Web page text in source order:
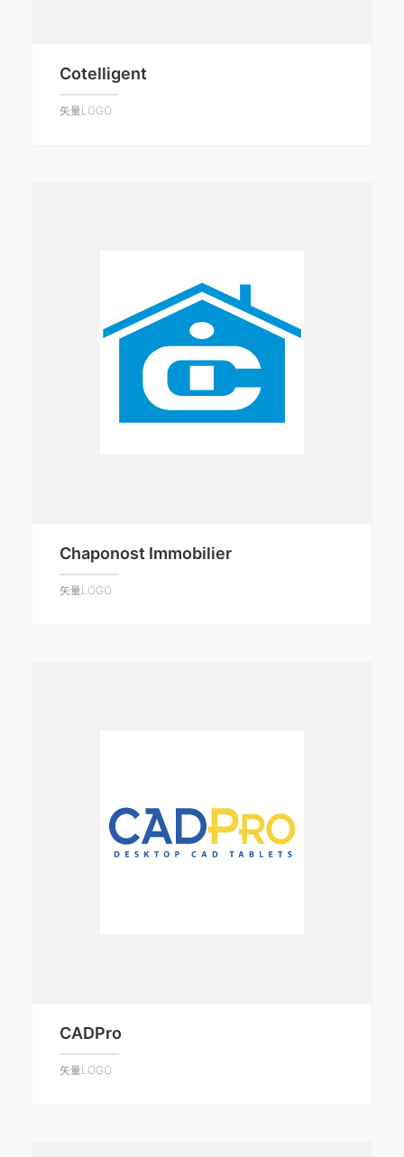
Cotelligent
矢量LOGO
Chaponost Immobilier
矢量LOGO
CADPro
矢量LOGO